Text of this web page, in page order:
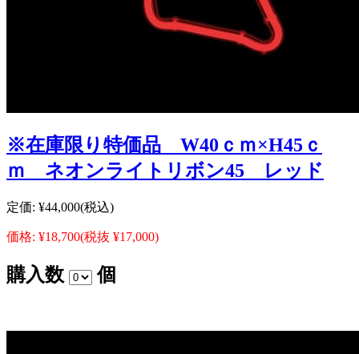
※在庫限り特価品 W40ｃｍ×H45ｃ
ｍ ネオンライトリボン45 レッド
定価: ¥44,000(税込)
価格: ¥18,700(税抜 ¥17,000)
購入数 個